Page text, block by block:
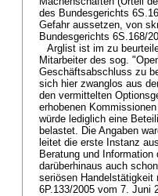
des Bundesgerichts
Gefahr aussetzen, von
Bundesgerichts 6S.168/
Arglist ist im zu
Mitarbeiter des sog.
Geschäftsabschluss zu
sich hier zwanglos aus
den vermittelten
erhobenen
würde lediglich eine
belastet. Die Angaben
leitet die erste Instanz
Beratung und
darüberhinaus auch
seriösen
6P.133/2005 vom 7. Juni